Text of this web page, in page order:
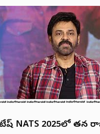
NATS 2025లో